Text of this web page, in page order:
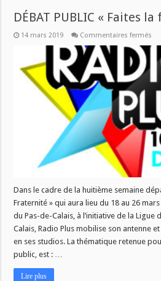
DÉBAT PUBLIC « Faites
14 mars 2019 Commentaires fermés
«
Dans le cadre de la huitième semaine
Fraternité » qui aura lieu du 18 au 26
du Pas-de-Calais, à l’initiative de la Ligue
Calais, Radio Plus mobilise son antenne
en ses studios. La thématique retenue
public, est : …
Lire plus